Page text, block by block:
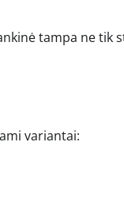
tampa ne tik
variantai: